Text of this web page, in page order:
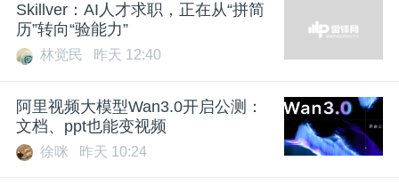
Skillver：AI人才求职，正在从“拼简
历”转向“验能力”
林觉民 昨天 12:40
阿里视频大模型Wan3.0开启公测：
文档、ppt也能变视频
徐咪 昨天 10:24